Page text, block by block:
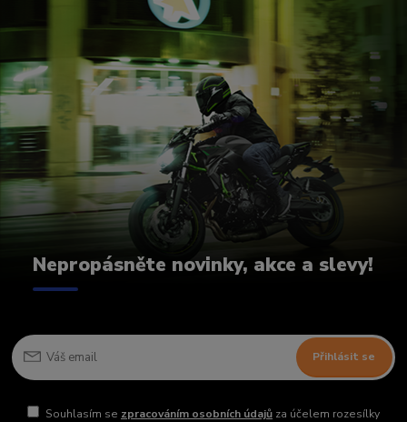
Nepropásněte novinky, akce a slevy!
Přihlásit se
Souhlasím se zpracováním osobních údajůza účelem rozesílky